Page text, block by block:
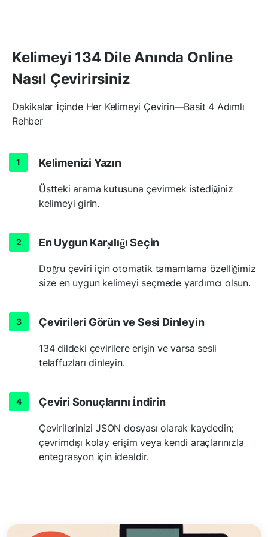
Kelimeyi 134 Dile Anında Online
Nasıl Çevirirsiniz
Dakikalar İçinde Her Kelimeyi Çevirin—Basit 4 Adımlı
Rehber
Kelimenizi Yazın
Üstteki arama kutusuna çevirmek istediğiniz
kelimeyi girin.
En Uygun Karşılığı Seçin
Doğru çeviri için otomatik tamamlama özelliğimiz
size en uygun kelimeyi seçmede yardımcı olsun.
Çevirileri Görün ve Sesi Dinleyin
134 dildeki çevirilere erişin ve varsa sesli
telaffuzları dinleyin.
Çeviri Sonuçlarını İndirin
Çevirilerinizi JSON dosyası olarak kaydedin;
çevrimdışı kolay erişim veya kendi araçlarınızla
entegrasyon için idealdir.